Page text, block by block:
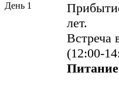
День 1
лет.
Встреча
(12:00-